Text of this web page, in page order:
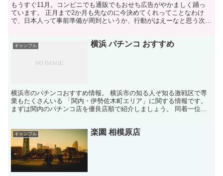
もうすぐ11月。コンビニでも通販でもおせち広告がやかましく踊っ
ています。 正月まで2か月も先なのに今決めてくれってことなわけ
で、日本人って事前準備が周到というか、行動がはえーなと思う次第
ギャンブル 横浜 パチンコ おすすめ
横浜市のパチンコおすすめ情報。 横浜市の知る人ぞ知る激戦区で専
業もたくさんいる 「関内・伊勢佐木町エリア」に関する情報です。
まずは関内のパチンコ店を優良店順で紹介しましょう。 同着一位、
ギャンブル 楽園 相模原店